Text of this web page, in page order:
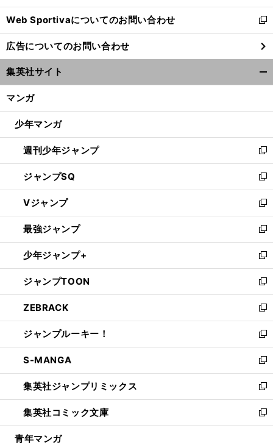
開
く
Web Sportivaについてのお問い合わせ
新
し
い
ウ
ィ
ン
ウ
開
く
広告についてのお問い合わせ
集英社サイト
マンガ
少年マンガ
週刊少年ジャンプ
新
し
い
ウ
ィ
ン
ド
ウ
で
開
く
ジャンプSQ
新
し
い
ウ
ィ
ン
ド
ウ
で
開
く
Vジャンプ
新
し
い
ウ
ィ
ン
ド
ウ
で
開
く
最強ジャンプ
新
し
い
ウ
ィ
ン
ド
ウ
で
開
く
少年ジャンプ+
新
し
い
ウ
ィ
ン
ド
ウ
で
開
く
ジャンプTOON
新
し
い
ウ
ィ
ン
ド
ウ
で
開
く
ZEBRACK
新
し
い
ウ
ィ
ン
ド
ウ
で
開
ジャンプルーキー！
新
し
い
ウ
ィ
ン
ド
ウ
S-MANGA
新
し
い
ウ
ィ
ン
集英社ジャンプリミックス
新
し
い
ウ
集英社コミック文庫
新
し
青年マンガ